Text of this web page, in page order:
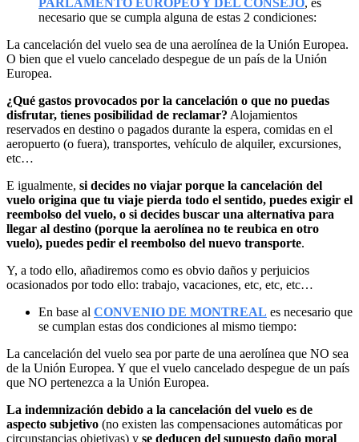
PARLAMENTO EUROPEO Y DEL CONSEJO, es
necesario que se cumpla alguna de estas 2 condiciones:
La cancelación del vuelo sea de una aerolínea de la Unión Europea.
O bien que el vuelo cancelado despegue de un país de la Unión
Europea.
¿Qué gastos provocados por la cancelación o que no puedas
disfrutar, tienes posibilidad de reclamar? Alojamientos
reservados en destino o pagados durante la espera, comidas en el
aeropuerto (o fuera), transportes, vehículo de alquiler, excursiones,
etc…
E igualmente, si decides no viajar porque la cancelación del
vuelo origina que tu viaje pierda todo el sentido, puedes exigir el
reembolso del vuelo, o si decides buscar una alternativa para
llegar al destino (porque la aerolínea no te reubica en otro
vuelo), puedes pedir el reembolso del nuevo transporte.
Y, a todo ello, añadiremos como es obvio daños y perjuicios
ocasionados por todo ello: trabajo, vacaciones, etc, etc, etc…
En base al CONVENIO DE MONTREAL es necesario que
se cumplan estas dos condiciones al mismo tiempo:
La cancelación del vuelo sea por parte de una aerolínea que NO sea
de la Unión Europea. Y que el vuelo cancelado despegue de un país
que NO pertenezca a la Unión Europea.
La indemnización debido a la cancelación del vuelo es de
aspecto subjetivo (no existen las compensaciones automáticas por
circunstancias objetivas) y se deducen del supuesto daño moral